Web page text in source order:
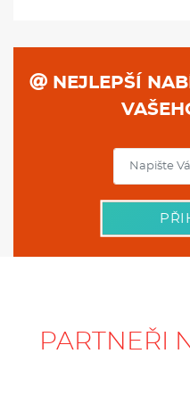
NEJLEPŠÍ
PARTNEŘI